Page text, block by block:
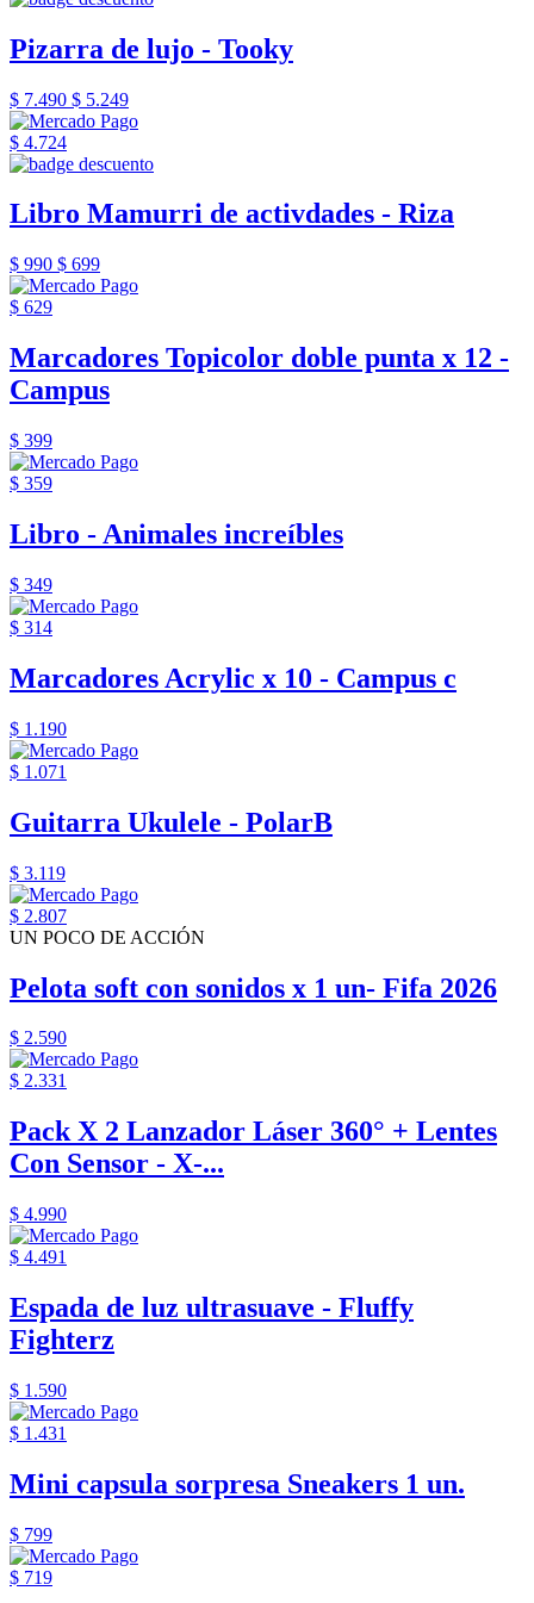
Pizarra de lujo - Tooky
$ 7.490 $ 5.249
$ 4.724
Libro Mamurri de activdades - Riza
$ 990 $ 699
$ 629
Marcadores Topicolor doble punta x 12 -
Campus
$ 399
$ 359
Libro - Animales increíbles
$ 349
$ 314
Marcadores Acrylic x 10 - Campus c
$ 1.190
$ 1.071
Guitarra Ukulele - PolarB
$ 3.119
$ 2.807
UN POCO DE ACCIÓN
Pelota soft con sonidos x 1 un- Fifa 2026
$ 2.590
$ 2.331
Pack X 2 Lanzador Láser 360° + Lentes
Con Sensor - X-...
$ 4.990
$ 4.491
Espada de luz ultrasuave - Fluffy
Fighterz
$ 1.590
$ 1.431
Mini capsula sorpresa Sneakers 1 un.
$ 799
$ 719